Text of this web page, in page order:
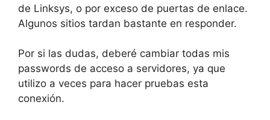
de Linksys, o por exceso de puertas de enlace.
Algunos sitios tardan bastante en responder.
Por si las dudas, deberé cambiar todas mis
passwords de acceso a servidores, ya que
utilizo a veces para hacer pruebas esta
conexión.